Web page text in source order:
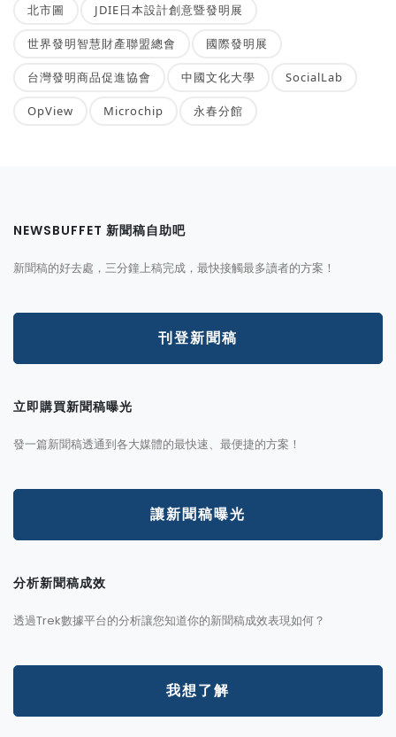
北市圖 JDIE日本設計創意暨發明展
世界發明智慧財產聯盟總會 國際發明展
台灣發明商品促進協會 中國文化大學 SocialLab
OpView Microchip 永春分館
NEWSBUFFET 新聞稿自助吧
新聞稿的好去處，三分鐘上稿完成，最快接觸最多讀者的方案！
刊登新聞稿
立即購買新聞稿曝光
發一篇新聞稿透通到各大媒體的最快速、最便捷的方案！
讓新聞稿曝光
分析新聞稿成效
透過Trek數據平台的分析讓您知道你的新聞稿成效表現如何？
我想了解